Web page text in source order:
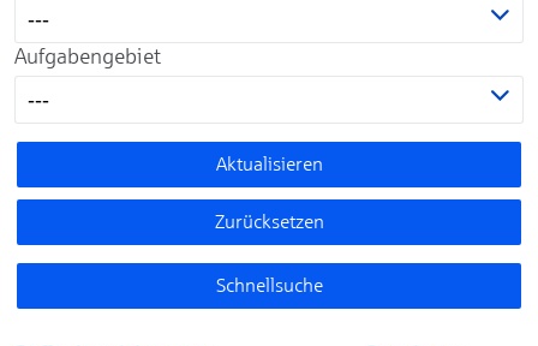
---
Aufgabengebiet
---
Aktualisieren
Zurücksetzen
Schnellsuche